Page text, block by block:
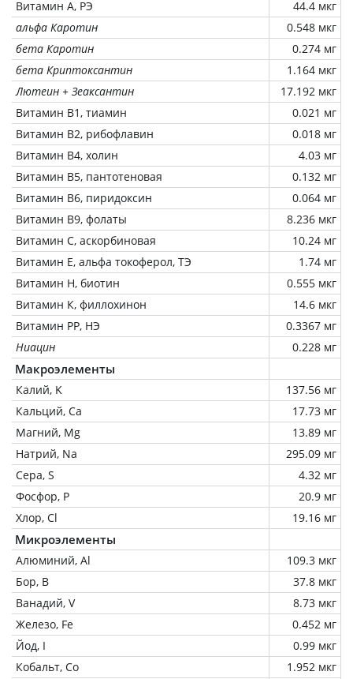
Витамин А, РЭ
44.4 мкг
альфа Каротин
0.548 мкг
бета Каротин
0.274 мг
бета Криптоксантин
1.164 мкг
Лютеин + Зеаксантин
17.192 мкг
Витамин В1, тиамин
0.021 мг
Витамин В2, рибофлавин
0.018 мг
Витамин В4, холин
4.03 мг
Витамин В5, пантотеновая
0.132 мг
Витамин В6, пиридоксин
0.064 мг
Витамин В9, фолаты
8.236 мкг
Витамин C, аскорбиновая
10.24 мг
Витамин Е, альфа токоферол, ТЭ
1.74 мг
Витамин Н, биотин
0.555 мкг
Витамин К, филлохинон
14.6 мкг
Витамин РР, НЭ
0.3367 мг
Ниацин
0.228 мг
Макроэлементы
Калий, K
137.56 мг
Кальций, Ca
17.73 мг
Магний, Mg
13.89 мг
Натрий, Na
295.09 мг
Сера, S
4.32 мг
Фосфор, P
20.9 мг
Хлор, Cl
19.16 мг
Микроэлементы
Алюминий, Al
109.3 мкг
Бор, B
37.8 мкг
Ванадий, V
8.73 мкг
Железо, Fe
0.452 мг
Йод, I
0.99 мкг
Кобальт, Co
1.952 мкг